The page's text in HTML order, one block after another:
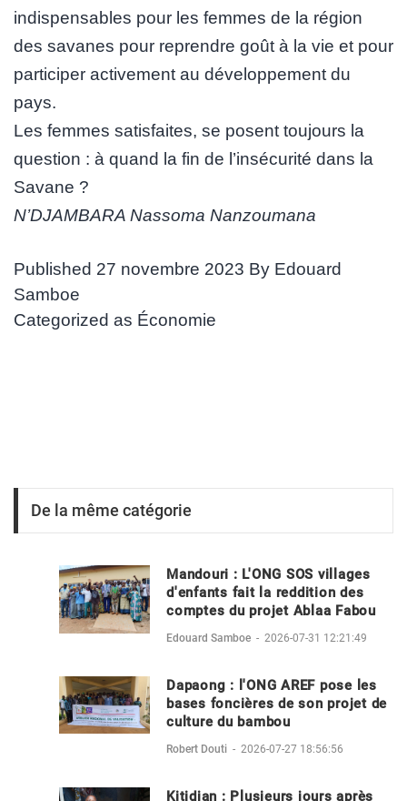
indispensables pour les femmes de la région
des savanes pour reprendre goût à la vie et pour
participer activement au développement du
pays.
Les femmes satisfaites, se posent toujours la
question : à quand la fin de l’insécurité dans la
Savane ?
N’DJAMBARA Nassoma Nanzoumana
Published 27 novembre 2023 By Edouard
Samboe
Categorized as Économie
De la même catégorie
Mandouri : L'ONG SOS villages
d'enfants fait la reddition des
comptes du projet Ablaa Fabou
Edouard Samboe - 2026-07-31 12:21:49
Dapaong : l'ONG AREF pose les
bases foncières de son projet de
culture du bambou
Robert Douti - 2026-07-27 18:56:56
Kitidjan : Plusieurs jours après